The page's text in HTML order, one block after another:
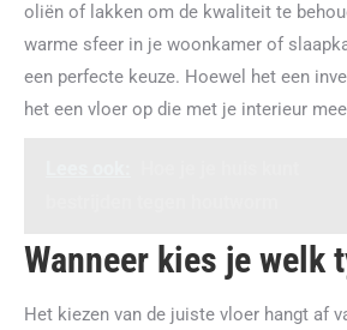
oliën of lakken om de kwaliteit te
warme sfeer in je woonkamer of
een perfecte keuze. Hoewel het een
het een vloer op die met je interieur
Wanneer kies je welk
Het kiezen van de juiste vloer hangt af